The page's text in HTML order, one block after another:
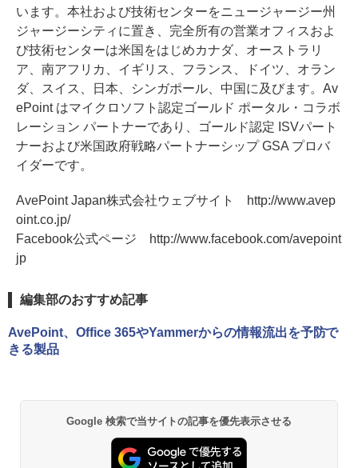
います。本社および技術センターをニュージャージー州
ジャージーシティに置き、完全所有の営業オフィスおよ
び技術センターは米国をはじめカナダ、オーストラリ
ア、南アフリカ、イギリス、フランス、ドイツ、オラン
ダ、スイス、日本、シンガポール、中国に及びます。Av
ePoint はマイクロソフト認定ゴールド ポータル・コラボ
レーション パートナーであり、ゴールド認定 ISVパート
ナーおよび米国政府戦略パートナーシップ GSA プロバ
イダーです。
AvePoint Japan株式会社ウェブサイト http://www.avep
oint.co.jp/
Facebook公式ページ http://www.facebook.com/avepoint
jp
編集部のおすすめ記事
AvePoint、Office 365やYammerからの情報流出を予防で
きる製品
Google 検索で当サイトの記事を優先表示させる